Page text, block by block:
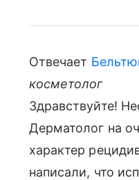
Отвечает
косметолог
Здравствуйте!
Дерматолог на
характер
написали, что